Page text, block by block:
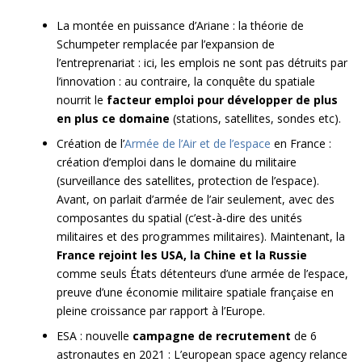
La montée en puissance d’Ariane : la théorie de
Schumpeter remplacée par l’expansion de
l’entreprenariat : ici, les emplois ne sont pas détruits par
l’innovation : au contraire, la conquête du spatiale
nourrit le facteur emploi pour développer de plus
en plus ce domaine (stations, satellites, sondes etc).
Création de l’Armée de l’Air et de l’espace en France :
création d’emploi dans le domaine du militaire
(surveillance des satellites, protection de l’espace).
Avant, on parlait d’armée de l’air seulement, avec des
composantes du spatial (c’est-à-dire des unités
militaires et des programmes militaires). Maintenant, la
France rejoint les USA, la Chine et la Russie
comme seuls États détenteurs d’une armée de l’espace,
preuve d’une économie militaire spatiale française en
pleine croissance par rapport à l’Europe.
ESA : nouvelle campagne de recrutement de 6
astronautes en 2021 : L’european space agency relance